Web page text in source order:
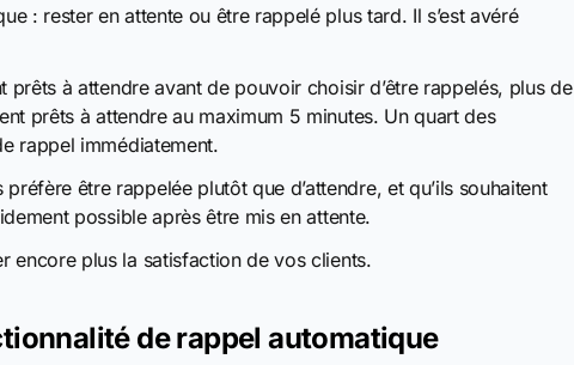
: rester en attente ou être rappelé plus tard. Il s’est avéré
prêts à attendre avant de pouvoir choisir d’être rappelés, plus de
prêts à attendre au maximum 5 minutes. Un quart des
rappel immédiatement.
être rappelée plutôt que d’attendre, et qu’ils souhaitent
possible après être mis en attente.
encore plus la satisfaction de vos clients.
de rappel automatique